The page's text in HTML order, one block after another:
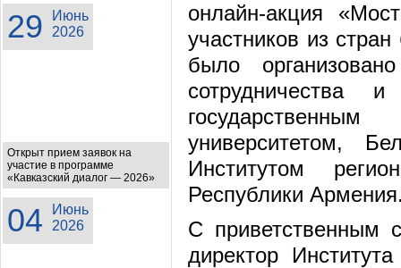
29
Июнь
2026
Открыт прием заявок на
участие в программе
«Кавказский диалог — 2026»
04
Июнь
2026
онлайн-акция
участников из
было
сотрудничества
университетом,
Институтом
Республики
С приветственным
директор